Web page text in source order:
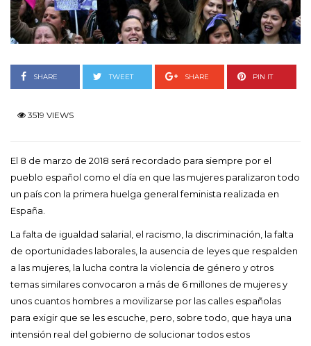
SHARE TWEET SHARE PIN IT
3519 VIEWS
El 8 de marzo de 2018 será recordado para siempre por el
pueblo español como el día en que las mujeres paralizaron todo
un país con la primera huelga general feminista realizada en
España.
La falta de igualdad salarial, el racismo, la discriminación, la falta
de oportunidades laborales, la ausencia de leyes que respalden
a las mujeres, la lucha contra la violencia de género y otros
temas similares convocaron a más de 6 millones de mujeres y
unos cuantos hombres a movilizarse por las calles españolas
para exigir que se les escuche, pero, sobre todo, que haya una
intensión real del gobierno de solucionar todos estos